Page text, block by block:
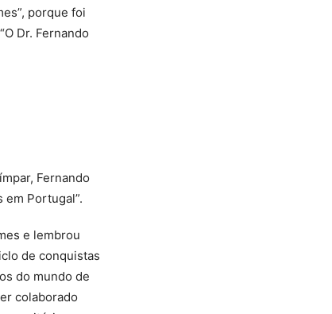
porque foi
Dr. Fernando
Fernando
em Portugal”.
e lembrou
de conquistas
do mundo de
colaborado